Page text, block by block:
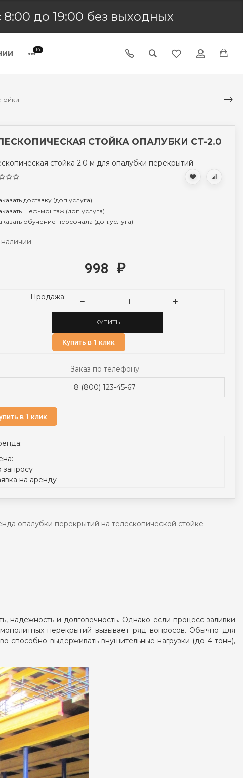
до 19:00 без выходных
14
СТОЙКА ОПАЛУБКИ СТ-2.0
стойка 2.0 м для опалубки перекрытий
доставку (доп.услуга)
шеф-монтаж (доп.услуга)
обучение персонала (доп.услуга)
998₽
Продажа:
КУПИТЬ
Купить в 1 клик
Заказ по телефону
8 (800) 123-45-67
в 1 клик
запросу
на аренду
опалубки перекрытий на телескопической стойке
надежность и долговечность. Однако если процесс заливки
перекрытий вызывает ряд вопросов. Обычно для
способно выдерживать внушительные нагрузки (до 4 тонн),